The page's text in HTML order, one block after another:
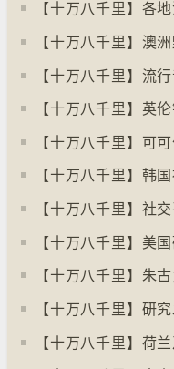
【十万八千里】韩